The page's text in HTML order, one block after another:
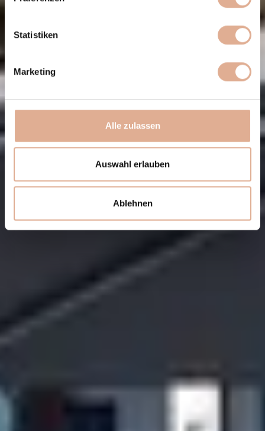
Statistiken
Marketing
Alle zulassen
Auswahl erlauben
Ablehnen